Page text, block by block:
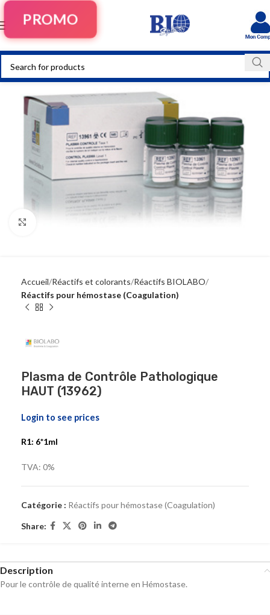
PROMO
Accueil Réactifs et colorants Réactifs BIOLABO
Réactifs pour hémostase (Coagulation)
Plasma de Contrôle Pathologique
HAUT (13962)
Login to see prices
R1: 6*1ml
TVA: 0%
Catégorie : Réactifs pour hémostase (Coagulation)
Share:
Description
Pour le contrôle de qualité interne en Hémostase.